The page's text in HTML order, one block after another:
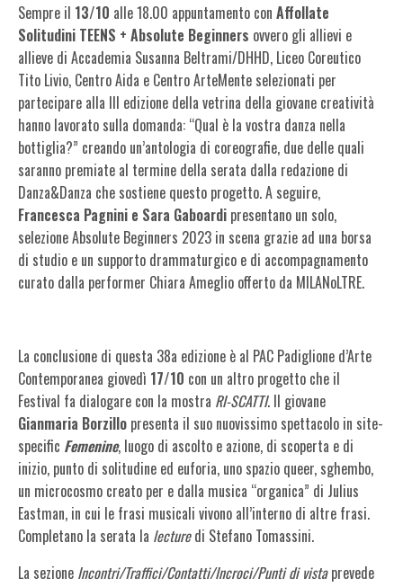
Sempre il 13/10 alle 18.00 appuntamento conAffollate
Solitudini TEENS + Absolute Beginners ovvero gli allievi e
allieve di Accademia Susanna Beltrami/DHHD, Liceo Coreutico
Tito Livio, Centro Aida e Centro ArteMente selezionati per
partecipare alla III edizione della vetrina della giovane creatività
hanno lavorato sulla domanda: “Qual è la vostra danza nella
bottiglia?” creando un’antologia di coreografie, due delle quali
saranno premiate al termine della serata dalla redazione di
Danza&Danza che sostiene questo progetto. A seguire,
Francesca Pagnini e Sara Gaboardi presentano un solo,
selezione Absolute Beginners 2023 in scena grazie ad una borsa
di studio e un supporto drammaturgico e di accompagnamento
curato dalla performer Chiara Ameglio offerto da MILANoLTRE.
La conclusione di questa 38a edizione è al PAC Padiglione d’Arte
Contemporanea giovedì 17/10 con un altro progetto che il
Festival fa dialogare con la mostra RI-SCATTI. Il giovane
Gianmaria Borzillo presenta il suo nuovissimo spettacolo in site-
specific Femenine, luogo di ascolto e azione, di scoperta e di
inizio, punto di solitudine ed euforia, uno spazio queer, sghembo,
un microcosmo creato per e dalla musica “organica” di Julius
Eastman, in cui le frasi musicali vivono all’interno di altre frasi.
Completano la serata la lecturedi Stefano Tomassini.
La sezione Incontri/Traffici/Contatti/Incroci/Punti di vistaprevede